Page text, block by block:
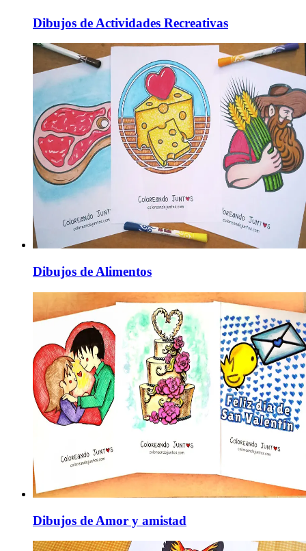
Dibujos de Actividades Recreativas
Dibujos de Alimentos
Dibujos de Amor y amistad